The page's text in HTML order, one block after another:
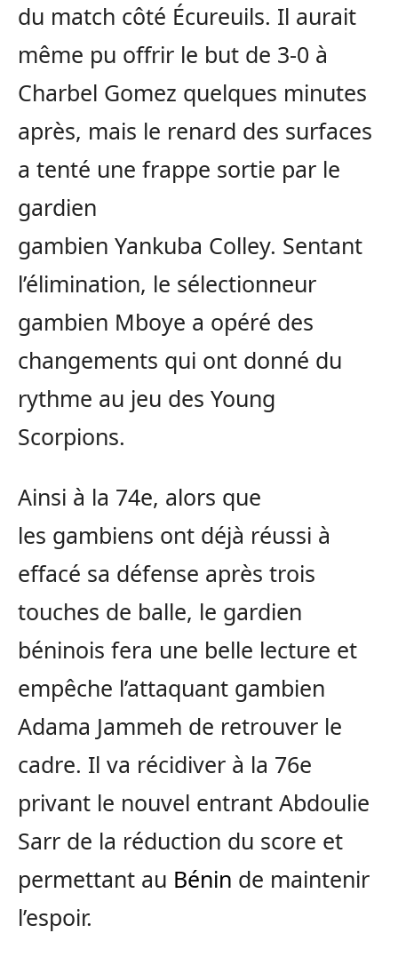
du match côté Écureuils. Il aurait
même pu offrir le but de 3-0 à
Charbel Gomez quelques minutes
après, mais le renard des surfaces
a tenté une frappe sortie par le
gardien
gambien Yankuba Colley. Sentant
l’élimination, le sélectionneur
gambien Mboye a opéré des
changements qui ont donné du
rythme au jeu des Young
Scorpions.
Ainsi à la 74e, alors que
les gambiens ont déjà réussi à
effacé sa défense après trois
touches de balle, le gardien
béninois fera une belle lecture et
empêche l’attaquant gambien
Adama Jammeh de retrouver le
cadre. Il va récidiver à la 76e
privant le nouvel entrant Abdoulie
Sarr de la réduction du score et
permettant au Bénin de maintenir
l’espoir.